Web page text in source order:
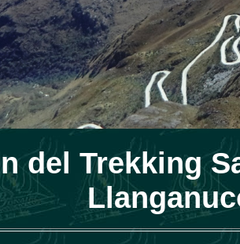
del Trekking